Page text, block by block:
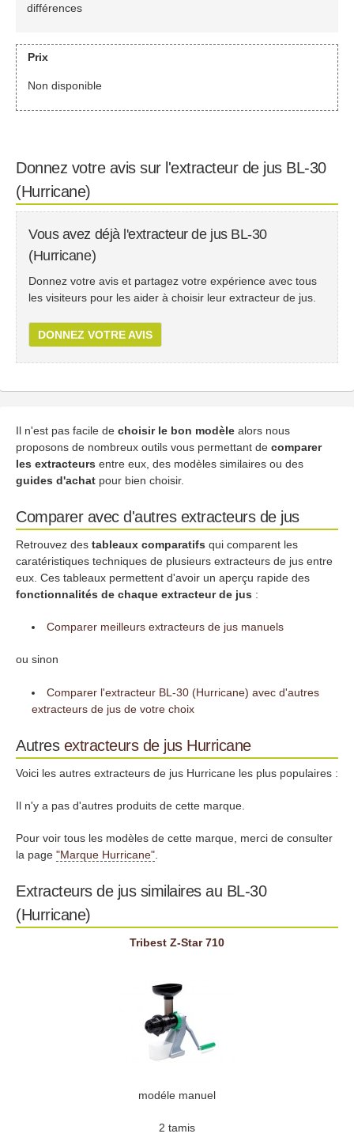
différences
Prix
Non disponible
Donnez votre avis sur l'extracteur de jus BL-30
(Hurricane)
Vous avez déjà l'extracteur de jus BL-30
(Hurricane)
Donnez votre avis et partagez votre expérience avec tous
les visiteurs pour les aider à choisir leur extracteur de jus.
DONNEZ VOTRE AVIS
Il n'est pas facile de choisir le bon modèle alors nous
proposons de nombreux outils vous permettant de comparer
les extracteurs entre eux, des modèles similaires ou des
guides d'achat pour bien choisir.
Comparer avec d'autres extracteurs de jus
Retrouvez des tableaux comparatifs qui comparent les
caratéristiques techniques de plusieurs extracteurs de jus entre
eux. Ces tableaux permettent d'avoir un aperçu rapide des
fonctionnalités de chaque extracteur de jus :
Comparer meilleurs extracteurs de jus manuels
ou sinon
Comparer l'extracteur BL-30 (Hurricane) avec d'autres
extracteurs de jus de votre choix
Autres extracteurs de jus Hurricane
Voici les autres extracteurs de jus Hurricane les plus populaires :
Il n'y a pas d'autres produits de cette marque.
Pour voir tous les modèles de cette marque, merci de consulter
la page "Marque Hurricane"
Extracteurs de jus similaires au BL-30
(Hurricane)
Tribest Z-Star 710
modéle manuel
2 tamis